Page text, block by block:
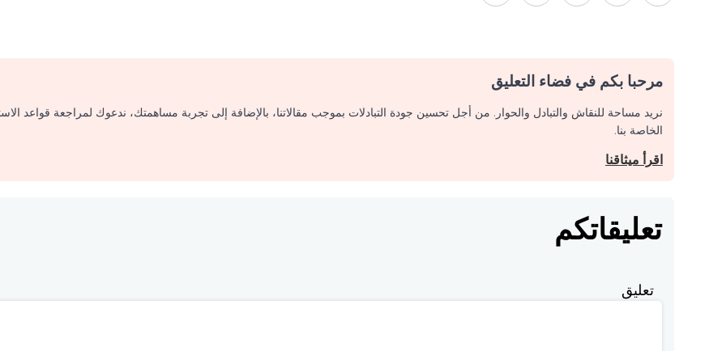
مرحبا بكم في فضاء التعليق
نريد مساحة للنقاش والتبادل والحوار. من أجل تحسين جودة التبادلات بموجب مقالاتنا، بالإضافة إلى تجربة مساهمتك، ندعوك لمراجعة قواعد
الخاصة بنا.
اقرأ ميثاقنا
تعليقاتكم
تعليق